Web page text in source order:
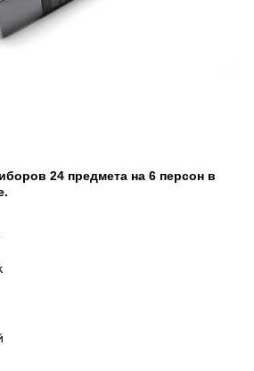
24 предмета на 6 персон в